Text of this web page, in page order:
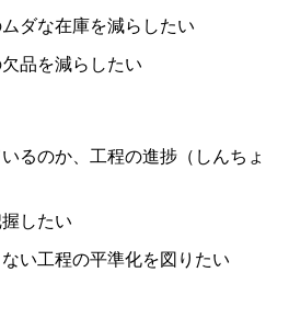
ダな在庫を減らしたい
品を減らしたい
るのか、工程の進捗（しんちょ
したい
い工程の平準化を図りたい